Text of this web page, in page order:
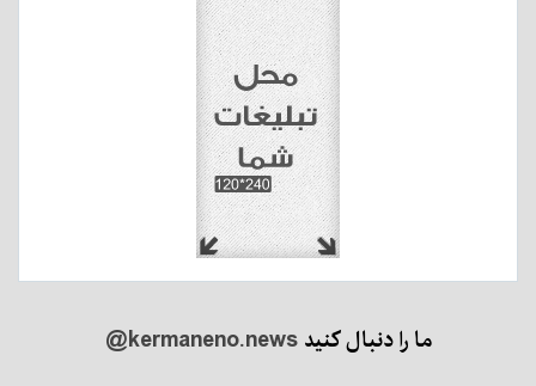
ما را دنبال کنید@kermaneno.news